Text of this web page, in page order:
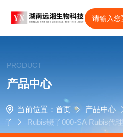
PRODUCT
产品中心
当前位置： 首页 产品中心
子
Rubis镊子000-SA Rubis代理